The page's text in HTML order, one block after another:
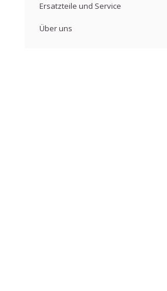
Ersatzteile und Service
Über uns